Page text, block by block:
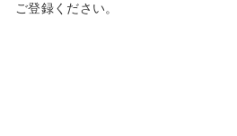
ご登録ください。